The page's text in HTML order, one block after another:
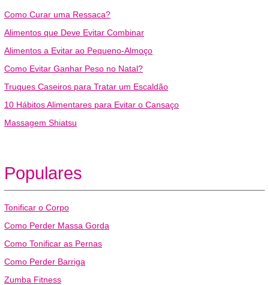
Como Curar uma Ressaca?
Alimentos que Deve Evitar Combinar
Alimentos a Evitar ao Pequeno-Almoço
Como Evitar Ganhar Peso no Natal?
Truques Caseiros para Tratar um Escaldão
10 Hábitos Alimentares para Evitar o Cansaço
Massagem Shiatsu
Populares
Tonificar o Corpo
Como Perder Massa Gorda
Como Tonificar as Pernas
Como Perder Barriga
Zumba Fitness